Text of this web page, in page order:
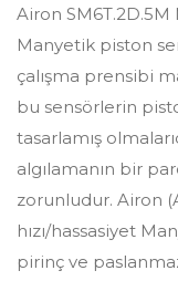
Airon
Manyetik piston
çalışma prensibi
bu sensörlerin
tasarlamış
algılamanın bir
zorunludur. Airon
hızı/hassasiyet
pirinç ve